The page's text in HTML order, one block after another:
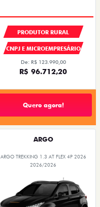
PRODUTOR RURAL
CNPJ E MICROEMPRESÁRIO
De: R$ 123.990,00
R$ 96.712,20
Quero agora!
ARGO
ARGO TREKKING 1.3 AT FLEX 4P 2026
2026/2026